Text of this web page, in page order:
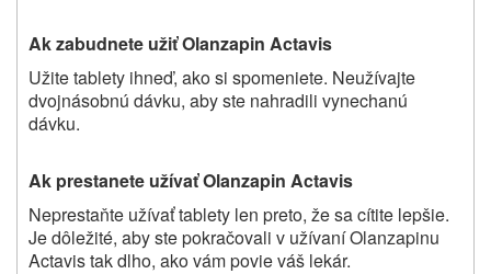
Ak zabudnete užiť Olanzapin Actavis
Užite tablety ihneď, ako si spomeniete. Neužívajte
dvojnásobnú dávku, aby ste nahradili vynechanú
dávku.
Ak prestanete užívať Olanzapin Actavis
Neprestaňte užívať tablety len preto, že sa cítite lepšie.
Je dôležité, aby ste pokračovali v užívaní Olanzapinu
Actavis tak dlho, ako vám povie váš lekár.